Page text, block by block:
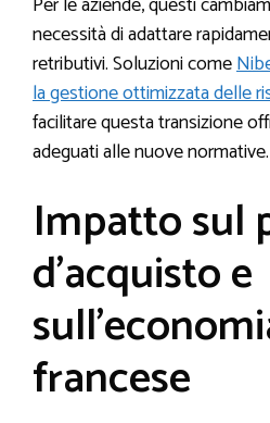
necessità di adattare
retributivi. Soluzioni come
la gestione ottimizzata delle
facilitare questa transizione
adeguati alle nuove normative.
Impatto sul
d’acquisto e
francese